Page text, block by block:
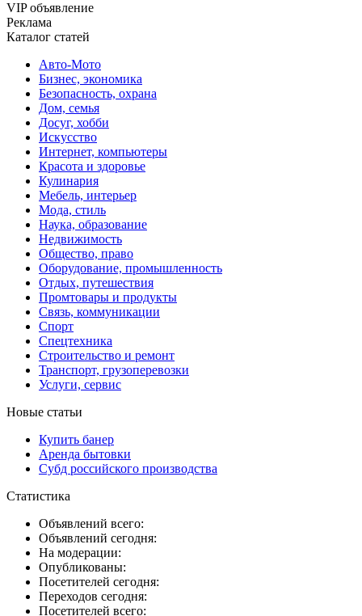
VIP объявление
Реклама
Каталог статей
Авто-Мото
Бизнес, экономика
Безопасность, охрана
Дом, семья
Досуг, хобби
Искусство
Интернет, компьютеры
Красота и здоровье
Кулинария
Мебель, интерьер
Мода, стиль
Наука, образование
Недвижимость
Общество, право
Оборудование, промышленность
Отдых, путешествия
Промтовары и продукты
Связь, коммуникации
Спорт
Спецтехника
Строительство и ремонт
Транспорт, грузоперевозки
Услуги, сервис
Новые статьи
Купить банер
Аренда бытовки
Субд российского производства
Статистика
Объявлений всего:
Объявлений сегодня:
На модерации:
Опубликованы:
Посетителей сегодня:
Переходов сегодня:
Посетителей всего: